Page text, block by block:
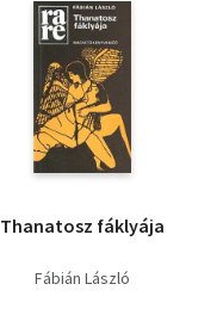
Thanatosz fáklyája
Fábián László